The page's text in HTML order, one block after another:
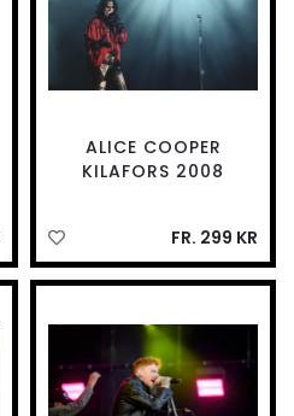
ALICE COOPER
KILAFORS 2008
FR. 299 KR